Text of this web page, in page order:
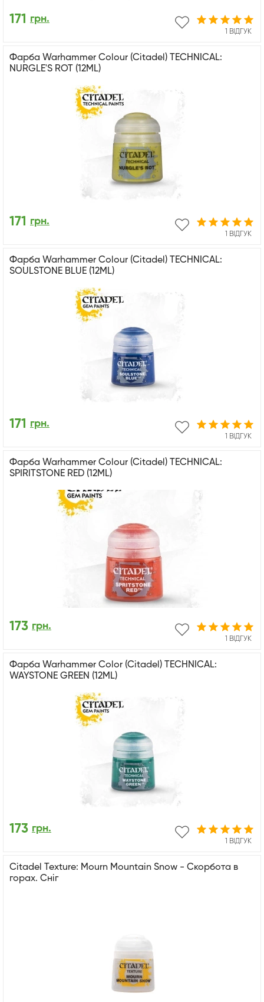
1 ВІДГУК
171 грн.
Фарба Warhammer Colour (Citadel) TECHNICAL:
NURGLE'S ROT (12ML)
1 ВІДГУК
171 грн.
Фарба Warhammer Colour (Citadel) TECHNICAL:
SOULSTONE BLUE (12ML)
1 ВІДГУК
171 грн.
Фарба Warhammer Colour (Citadel) TECHNICAL:
SPIRITSTONE RED (12ML)
1 ВІДГУК
173 грн.
Фарба Warhammer Color (Citadel) TECHNICAL:
WAYSTONE GREEN (12ML)
1 ВІДГУК
173 грн.
Citadel Texture: Mourn Mountain Snow - Скорбота в
горах. Сніг